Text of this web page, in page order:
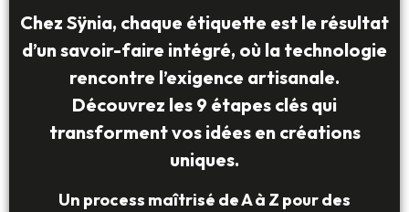
Chez Sÿnia, chaque étiquette est le résultat
d’un savoir-faire intégré, où la technologie
rencontre l’exigence artisanale.
Découvrez les 9 étapes clés qui
transforment vos idées en créations
uniques.
Un process maîtrisé de A à Z pour des